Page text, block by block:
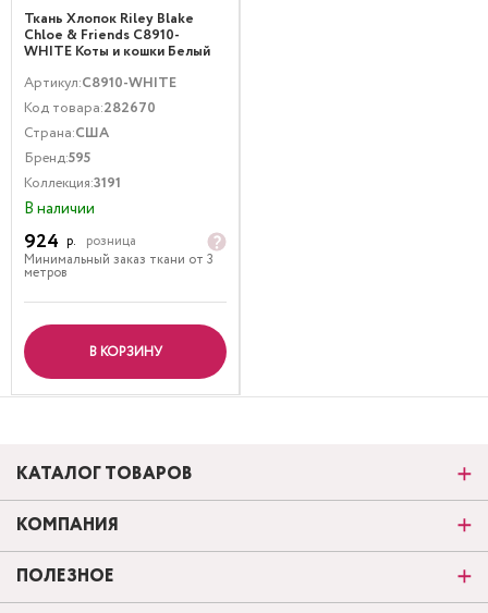
Ткань Хлопок Riley Blake
Chloe & Friends C8910-
WHITE Коты и кошки Белый
Артикул:C8910-WHITE
Код товара:282670
Страна:США
Бренд:595
Коллекция:3191
В наличии
924 р.
розница
Минимальный заказ ткани от 3
метров
В КОРЗИНУ
КАТАЛОГ ТОВАРОВ
КОМПАНИЯ
ПОЛЕЗНОЕ